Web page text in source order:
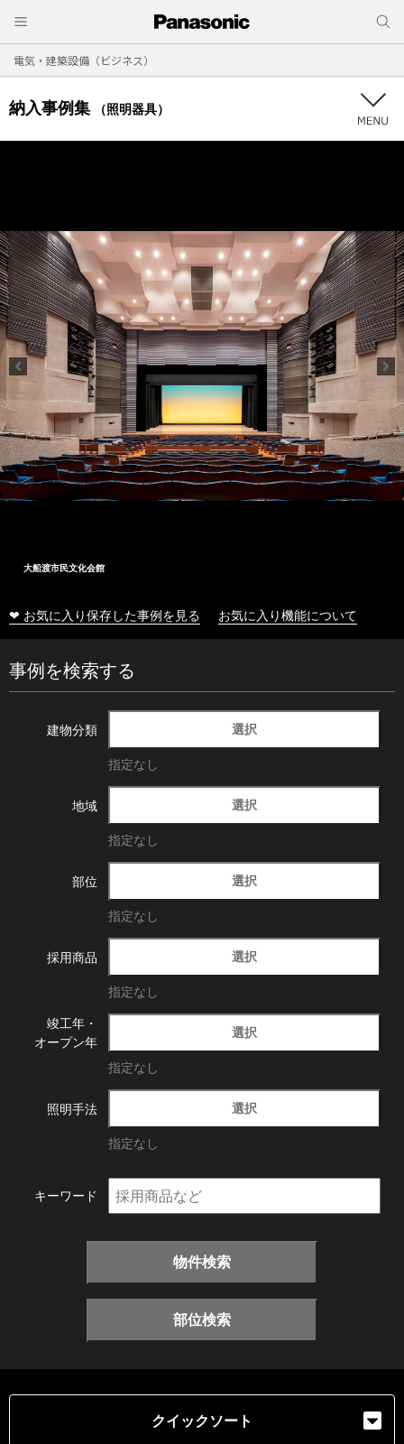
電気・建築設備（ビジネス）
納入事例集 （照明器具）
大船渡市民文化会館
❤ お気に入り保存した事例を見る お気に入り機能について
事例を検索する
建物分類 選択
指定なし
地域 選択
指定なし
部位 選択
指定なし
採用商品 選択
指定なし
竣工年・
オープン年
選択
指定なし
照明手法 選択
指定なし
キーワード
物件検索
部位検索
クイックソート